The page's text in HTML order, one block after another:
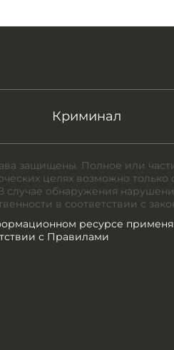
Криминал
защищены. Полное или
целях возможно
случае обнаружения
в соответствии с
ресурсе
с Правилами